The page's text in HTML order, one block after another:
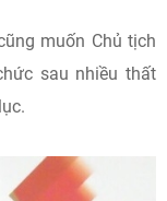
muốn Chủ tịch
sau nhiều thất